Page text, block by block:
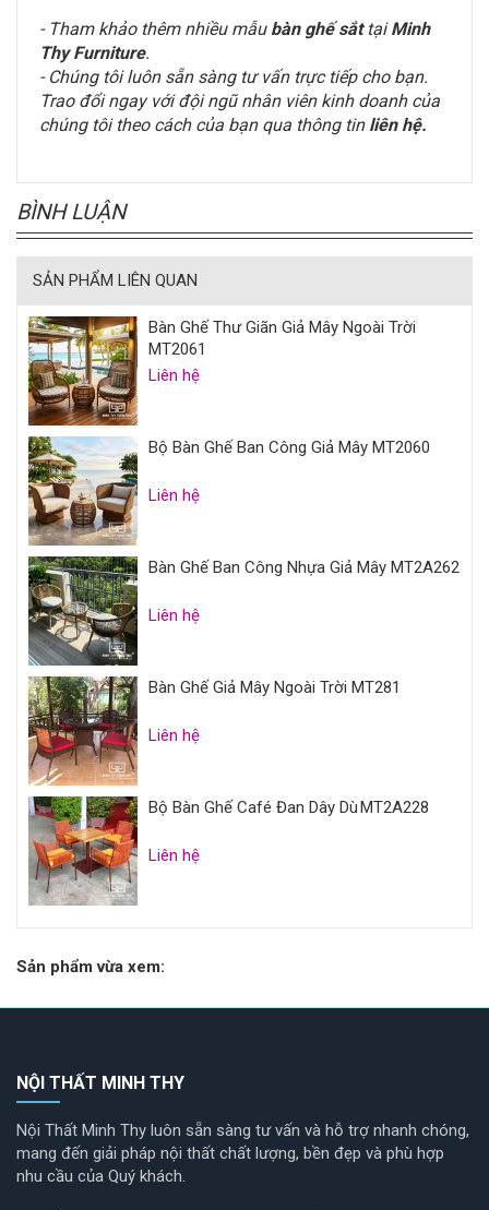
- Tham khảo thêm nhiều mẫu bàn ghế sắt tạiMinh
Thy Furniture.
- Chúng tôi luôn sẵn sàng tư vấn trực tiếp cho bạn.
Trao đổi ngay với đội ngũ nhân viên kinh doanh của
chúng tôi theo cách của bạn qua thông tin liên hệ.
BÌNH LUẬN
SẢN PHẨM LIÊN QUAN
Bàn Ghế Thư Giãn Giả Mây Ngoài Trời
MT2061
Liên hệ
Bộ Bàn Ghế Ban Công Giả Mây MT2060
Liên hệ
Bàn Ghế Ban Công Nhựa Giả Mây MT2A262
Liên hệ
Bàn Ghế Giả Mây Ngoài Trời MT281
Liên hệ
Bộ Bàn Ghế Café Đan Dây Dù MT2A228
Liên hệ
Sản phẩm vừa xem:
NỘI THẤT MINH THY
Nội Thất Minh Thy luôn sẵn sàng tư vấn và hỗ trợ nhanh chóng,
mang đến giải pháp nội thất chất lượng, bền đẹp và phù hợp
nhu cầu của Quý khách.